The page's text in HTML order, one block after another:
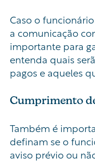
Caso o
a comunicação
importante para
entenda quais
pagos e aqueles
Cumprimento
Também é
definam se o
aviso prévio ou